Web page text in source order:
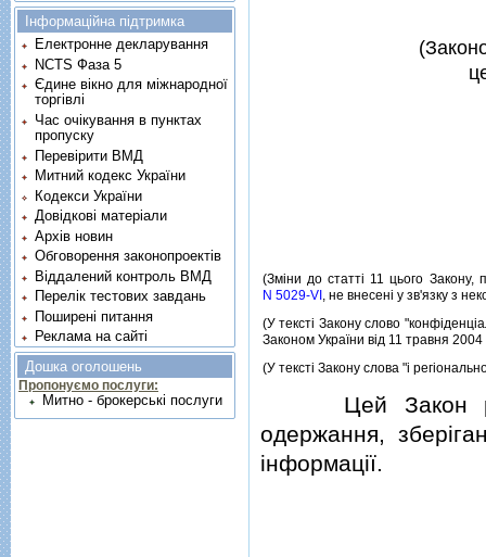
(Змiни до статтi 11 цього Закону,
N 5029-VI , не внесенi у зв'язку з
(У текстi Закону слово
Законом України вiд 11 травня
(У текстi Закону слова "i
Цей Закон
одержання,
iнформацiї.
Інформаційна підтримка
Електронне декларування
NCTS Фаза 5
Єдине вікно для міжнародної
торгівлі
Час очікування в пунктах
пропуску
Перевірити ВМД
Митний кодекс України
Кодекси України
Довідкові матеріали
Архів новин
Обговорення законопроектів
Віддалений контроль ВМД
Перелік тестових завдань
Поширені питання
Реклама на сайті
Дошка оголошень
Пропонуємо послуги:
Митно - брокерські послуги